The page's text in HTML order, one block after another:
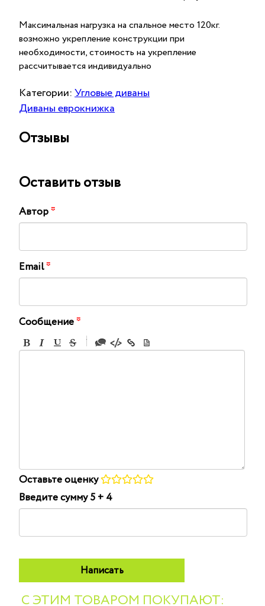
Максимальная нагрузка на спальное место 120кг.
возможно укрепление конструкции при
необходимости, стоимость на укрепление
рассчитывается индивидуально
Категории:Угловые диваны
Диваны еврокнижка
Отзывы
Оставить отзыв
Автор*
Email*
Сообщение*
-
-
Оставьте оценку
Введите сумму 5 + 4
С ЭТИМ ТОВАРОМ ПОКУПАЮТ: